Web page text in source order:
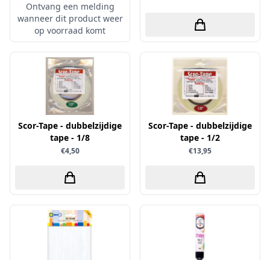
Stamperia
Starform
Steadler
Stitch & Do
Studio Light
Te Gekke Krijtjes
The Paper Boutique
Tombow
Totally - Tiffany
Vaessen Creative
van Gogh
Ontvang een melding
wanneer dit product weer
op voorraad komt
Scor-Tape - dubbelzijdige
tape - 1/8
€4,50
Scor-Tape - dubbelzijdige
tape - 1/2
€13,95